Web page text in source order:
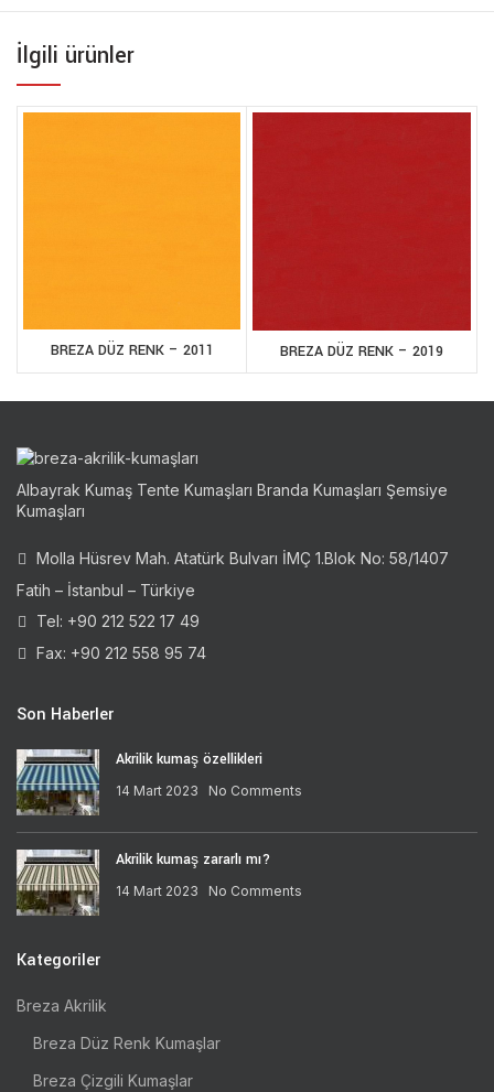
İlgili ürünler
BREZA DÜZ RENK – 2011 BREZA DÜZ RENK – 2019
Albayrak Kumaş Tente Kumaşları Branda Kumaşları Şemsiye
Kumaşları
Molla Hüsrev Mah. Atatürk Bulvarı İMÇ 1.Blok No: 58/1407
Fatih – İstanbul – Türkiye
Tel: +90 212 522 17 49
Fax: +90 212 558 95 74
Son Haberler
Akrilik kumaş özellikleri
14 Mart 2023 No Comments
Akrilik kumaş zararlı mı?
14 Mart 2023 No Comments
Kategoriler
Breza Akrilik
Breza Düz Renk Kumaşlar
Breza Çizgili Kumaşlar